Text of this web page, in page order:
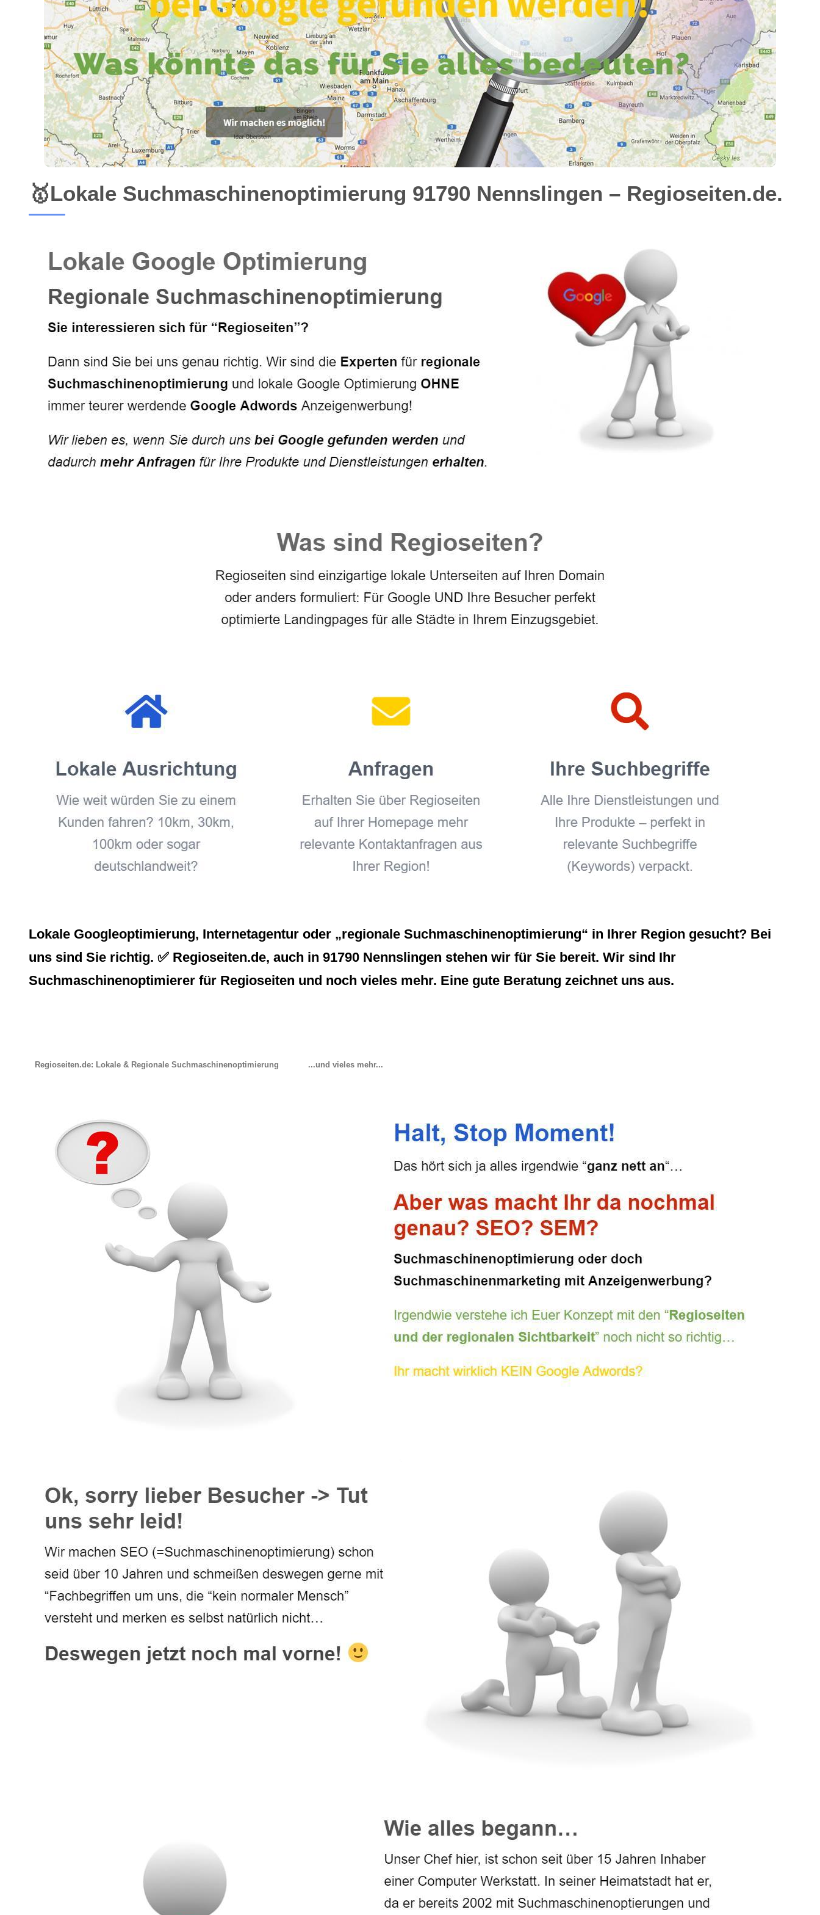
🥇Lokale Suchmaschinenoptimierung 91790 Nennslingen – Regioseiten.de.
Lokale Googleoptimierung, Internetagentur oder „regionale Suchmaschinenoptimierung“ in Ihrer Region gesucht? Bei
uns sind Sie richtig. ✅ Regioseiten.de, auch in 91790 Nennslingen stehen wir für Sie bereit. Wir sind Ihr
Suchmaschinenoptimierer für Regioseiten und noch vieles mehr. Eine gute Beratung zeichnet uns aus.
Regioseiten.de: Lokale & Regionale Suchmaschinenoptimierung ...und vieles mehr...